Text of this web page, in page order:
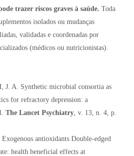
trazer riscos graves à saúde. Toda
isolados ou mudanças
validadas e coordenadas por
(médicos ou nutricionistas).
A. Synthetic microbial consortia as
for refractory depression: a
The Lancet Psychiatry , v. 13, n. 4, p.
antioxidants Double-edged
health beneficial effects at